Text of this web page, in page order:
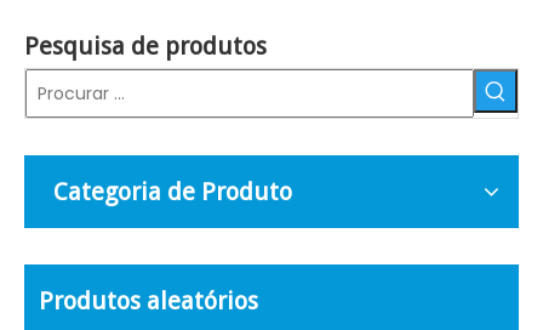
Pesquisa de produtos
Categoria de Produto
Produtos aleatórios